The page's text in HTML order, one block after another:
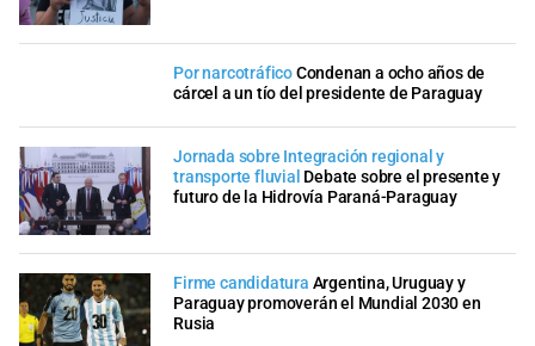
Por narcotráficoCondenan a ocho años de
cárcel a un tío del presidente de Paraguay
Jornada sobre Integración regional y
transporte fluvial Debate sobre el presente y
futuro de la Hidrovía Paraná-Paraguay
Firme candidatura Argentina, Uruguay y
Paraguay promoverán el Mundial 2030 en
Rusia